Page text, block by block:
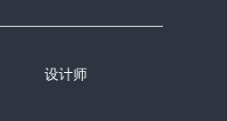
设计师